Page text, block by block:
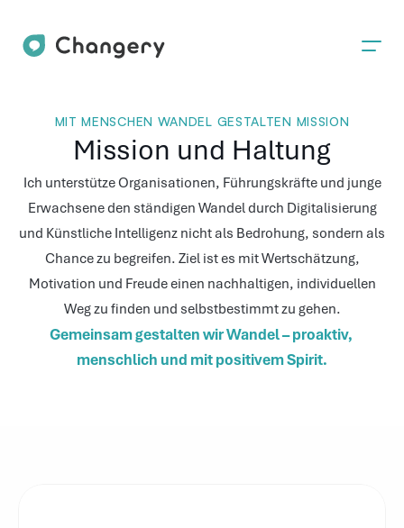
MIT MENSCHEN WANDEL GESTALTEN MISSION
Mission und Haltung
Ich unterstütze Organisationen, Führungskräfte und junge
Erwachsene den ständigen Wandel durch Digitalisierung
und Künstliche Intelligenz nicht als Bedrohung, sondern als
Chance zu begreifen. Ziel ist es mit Wertschätzung,
Motivation und Freude einen nachhaltigen, individuellen
Weg zu finden und selbstbestimmt zu gehen.
Gemeinsam gestalten wir Wandel – proaktiv,
menschlich und mit positivem Spirit.